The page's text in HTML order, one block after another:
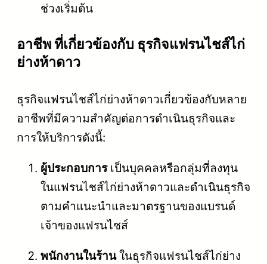
ช่วงเริ่มต้น
อาชีพ ที่เกี่ยวข้องกับ ธุรกิจแฟรนไชส์ไก่
ย่างห้าดาว
ธุรกิจแฟรนไชส์ไก่ย่างห้าดาวเกี่ยวข้องกับหลาย
อาชีพที่มีความสำคัญต่อการดำเนินธุรกิจและ
การให้บริการดังนี้:
ผู้ประกอบการเป็นบุคคลหรือกลุ่มที่ลงทุน
ในแฟรนไชส์ไก่ย่างห้าดาวและดำเนินธุรกิจ
ตามคำแนะนำและมาตรฐานของแบรนด์
เจ้าของแฟรนไชส์
พนักงานในร้านในธุรกิจแฟรนไชส์ไก่ย่าง